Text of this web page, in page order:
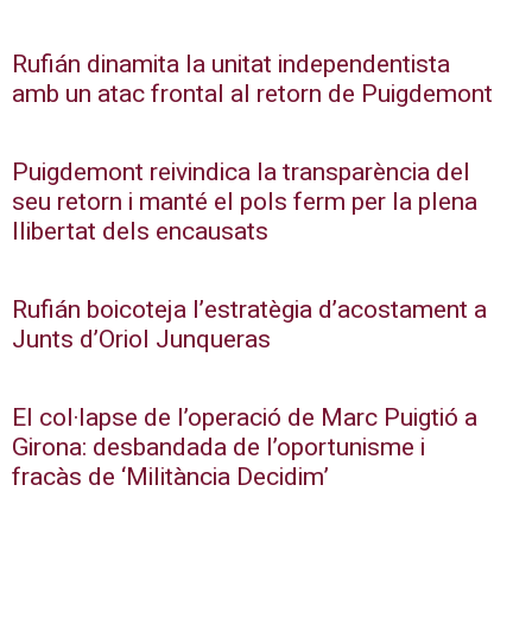
Rufián dinamita la unitat independentista
amb un atac frontal al retorn de Puigdemont
Puigdemont reivindica la transparència del
seu retorn i manté el pols ferm per la plena
llibertat dels encausats
Rufián boicoteja l’estratègia d’acostament a
Junts d’Oriol Junqueras
El col·lapse de l’operació de Marc Puigtió a
Girona: desbandada de l’oportunisme i
fracàs de ‘Militància Decidim’